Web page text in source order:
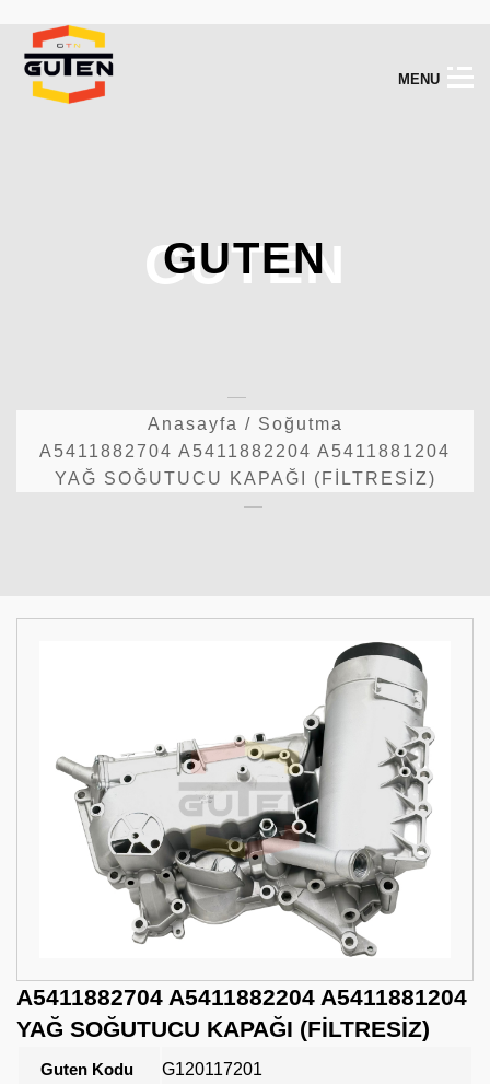
M ENU
GUTEN
GUTEN
Anasayfa / Soğutma
A5411882704 A5411882204 A5411881204
YAĞ SOĞUTUCU KAPAĞI (FİLTRESİZ)
A5411882704 A5411882204 A5411881204
YAĞ SOĞUTUCU KAPAĞI (FİLTRESİZ)
Guten Kodu G120117201